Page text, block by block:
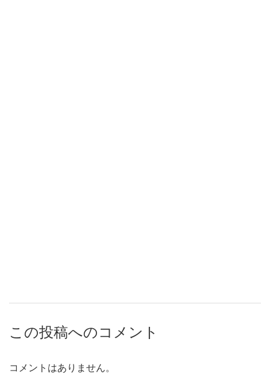
この投稿へのコメント
コメントはありません。